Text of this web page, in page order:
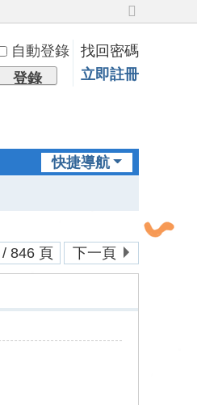
切
換
到
寬
版
自動登錄
找回密碼
登錄 立即註冊
快捷導航
/ 846 頁 下一頁